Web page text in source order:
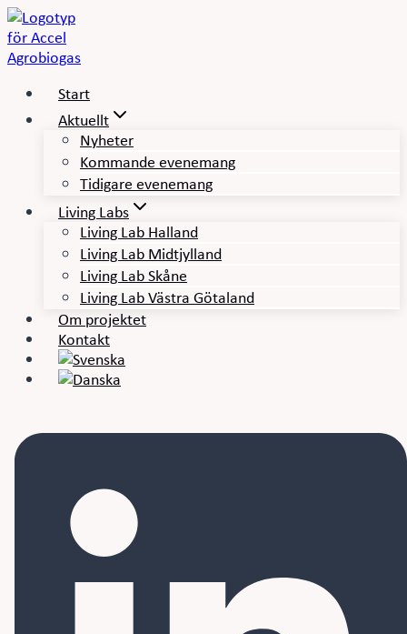
Skip
to
content
Start
Aktuellt
Nyheter
Kommande evenemang
Tidigare evenemang
Living Labs
Living Lab Halland
Living Lab Midtjylland
Living Lab Skåne
Living Lab Västra Götaland
Om projektet
Kontakt